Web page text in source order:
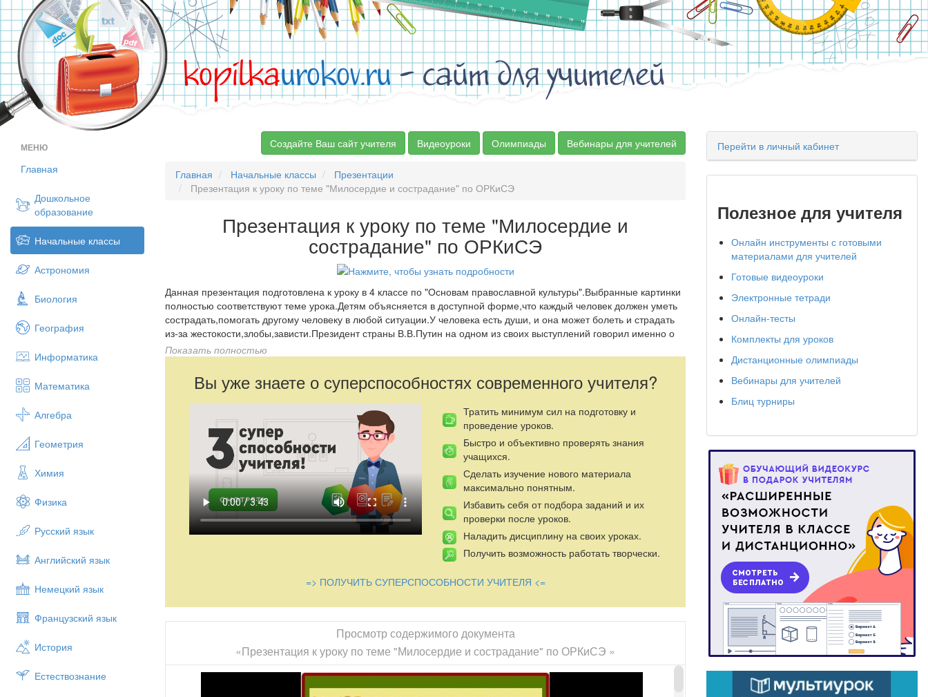
kopilkaurokov.ru- сайт для учителей
МЕНЮ
Главная
Дошкольное
образование
Начальные классы
Астрономия
Биология
География
Информатика
Математика
Алгебра
Геометрия
Химия
Физика
Русский язык
Английский язык
Немецкий язык
Французский язык
История
Естествознание
Создайте Ваш сайт учителя Видеоуроки Олимпиады Вебинары для учителей
Главная Начальные классы
Презентации
Презентация к уроку по теме "Милосердие и сострадание" по ОРКиСЭ
Презентация к уроку по теме "Милосердие и
сострадание" по ОРКиСЭ
Данная презентация подготовлена к уроку в 4 классе по "Основам православной культуры".Выбранные картинки
полностью соответствуют теме урока.Детям объясняется в доступной форме,что каждый человек должен уметь
сострадать,помогать другому человеку в любой ситуации.У человека есть души, и она может болеть и страдать
из-за жестокости,злобы,зависти.Президент страны В.В.Путин на одном из своих выступлений говорил именно о
милосердии и сострадании.На данном уроке дети знакомятся с терминами,которые помогут в дальнейшем
поступать правильно в жизни со своими родными и близкими,друзьями и врагами.Особенно со своими
врагами.Надо научиться прощать,сострадать,быть милостивыми к окружающи.
Показать полностью
Вы уже знаете о суперспособностях современного учителя?
Тратить минимум сил на подготовку и
проведение уроков.
Быстро и объективно проверять знания
учащихся.
Сделать изучение нового материала
максимально понятным.
Избавить себя от подбора заданий и их
проверки после уроков.
Наладить дисциплину на своих уроках.
Получить возможность работать творчески.
=> ПОЛУЧИТЬ СУПЕРСПОСОБНОСТИ УЧИТЕЛЯ <=
Просмотр содержимого документа
«Презентация к уроку по теме "Милосердие и сострадание" по ОРКиСЭ »
Перейти в личный кабинет
Полезное для учителя
Онлайн инструменты с готовыми
материалами для учителей
Готовые видеоуроки
Электронные тетради
Онлайн-тесты
Комплекты для уроков
Дистанционные олимпиады
Вебинары для учителей
Блиц турниры